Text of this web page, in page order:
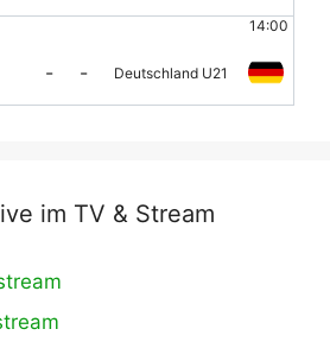
14:00
- - Deutschland U21
im TV & Stream